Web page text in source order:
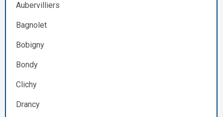
Aubervilliers
Bagnolet
Bobigny
Bondy
Clichy
Drancy